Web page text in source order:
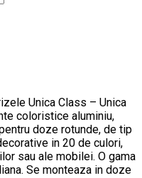
Unica Class – Unica
coloristice aluminiu,
doze rotunde, de tip
in 20 de culori,
sau ale mobilei. O gama
Se monteaza in doze